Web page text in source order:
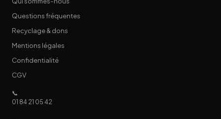
Questions fréquentes
Recyclage & dons
Mentions légales
Confidentialité
CGV
📞
01 84 21 05 42